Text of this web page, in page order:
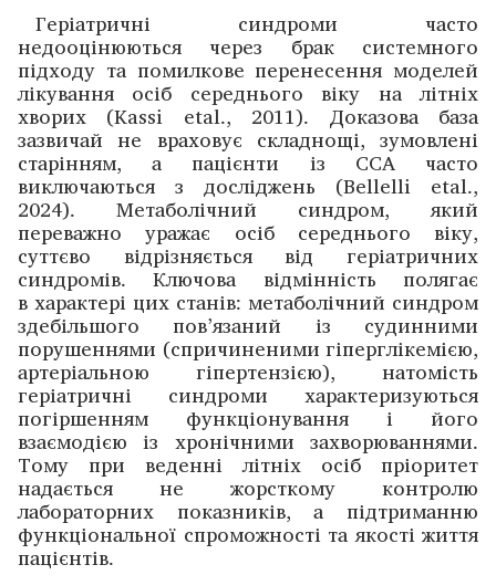
Геріатричні синдроми часто
недооцінюються через брак системного
підходу та помилкове перенесення моделей
лікування осіб середнього віку на літніх
хворих (Kassi etal., 2011). Доказова база
зазвичай не враховує складнощі, зумовлені
старінням, а пацієнти із ССА часто
виключаються з дослі­джень (Bellelli etal.,
2024). Метаболічний синдром, який
переважно уражає осіб середнього віку,
суттєво відрізняється від геріатричних
синдромів. Ключова відмінність полягає
в характері цих станів: метаболічний синдром
здебільшого пов’язаний із судинними
порушеннями (спричиненими гіперглікемією,
артеріальною гіпертензією), натомість
геріатричні синдроми характеризуються
погіршенням функціонування і його
взаємодією із хронічними захворюваннями.
Тому при веденні літніх осіб пріоритет
надається не жорсткому контролю
лабораторних показників, а підтриманню
функціональної спроможності та якос­ті життя
пацієнтів.